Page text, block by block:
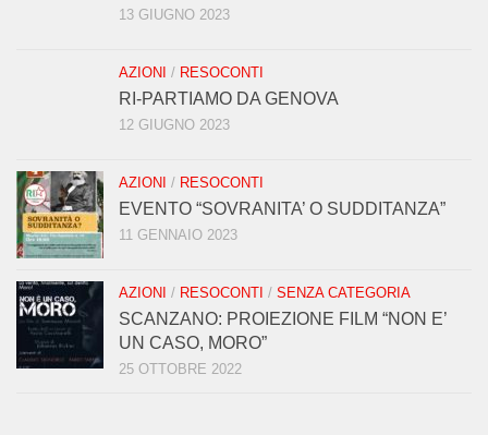
13 GIUGNO 2023
AZIONI / RESOCONTI
RI-PARTIAMO DA GENOVA
12 GIUGNO 2023
AZIONI / RESOCONTI
EVENTO “SOVRANITA’ O SUDDITANZA”
11 GENNAIO 2023
AZIONI / RESOCONTI / SENZA CATEGORIA
SCANZANO: PROIEZIONE FILM “NON E’
UN CASO, MORO”
25 OTTOBRE 2022